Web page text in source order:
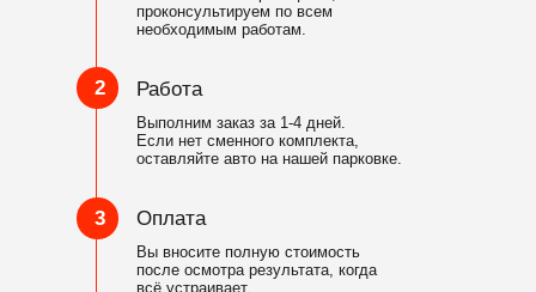
2
3
проконсультируем по всем
необходимым работам.
Работа
Выполним заказ за 1-4 дней.
Если нет сменного комплекта,
оставляйте авто на нашей парковке.
Оплата
Вы вносите полную стоимость
после осмотра результата, когда
всё устраивает.